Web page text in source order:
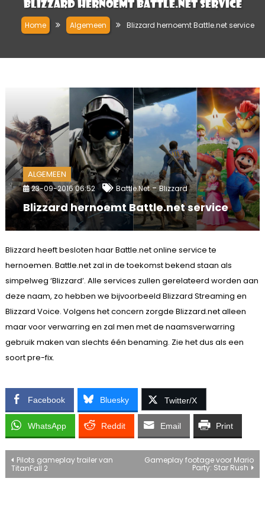
Blizzard hernoemt Battle.net service
Home Algemeen Blizzard hernoemt Battle.net service
ALGEMEEN
23-09-2016 06:52 Battle.net-Blizzard
Blizzard hernoemt Battle.net service
Blizzard heeft besloten haar Battle.net online service te
hernoemen. Battle.net zal in de toekomst bekend staan als
simpelweg ‘Blizzard’. Alle services zullen gerelateerd worden aan
deze naam, zo hebben we bijvoorbeeld Blizzard Streaming en
Blizzard Voice. Volgens het concern zorgde Blizzard.net alleen
maar voor verwarring en zal men met de naamsverwarring
gebruik maken van slechts één benaming. Zie het dus als een
soort pre-fix.
Facebook Bluesky Twitter/X
WhatsApp Reddit Email Print
Bericht
Pilots gameplay trailer van
TitanFall 2
Gameplay footage voor Mario
Party: Star Rush